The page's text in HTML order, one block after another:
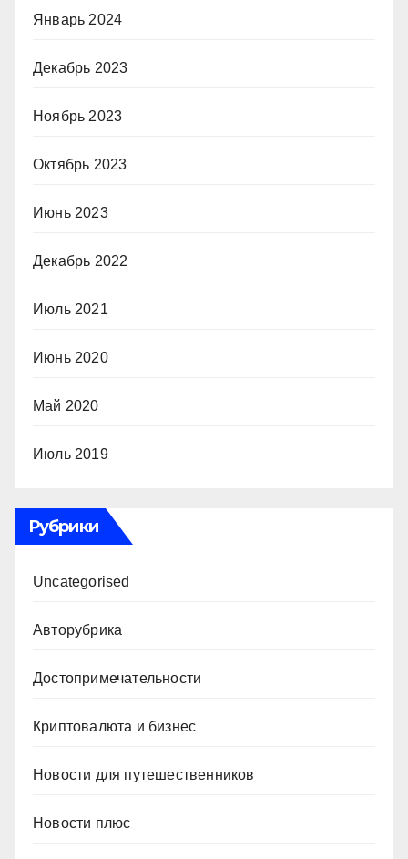
Январь 2024
Декабрь 2023
Ноябрь 2023
Октябрь 2023
Июнь 2023
Декабрь 2022
Июль 2021
Июнь 2020
Май 2020
Июль 2019
Рубрики
Uncategorised
Авторубрика
Достопримечательности
Криптовалюта и бизнес
Новости для путешественников
Новости плюс